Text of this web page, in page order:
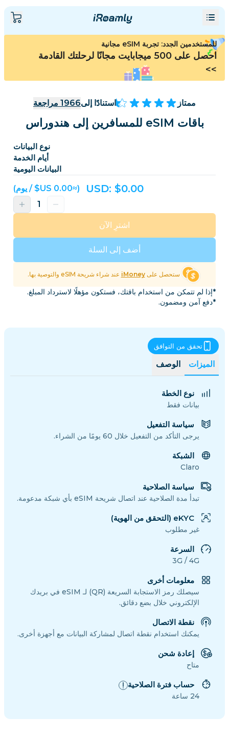
للمستخدمين الجدد: تجربة eSIM مجانية
احصل على 500 ميجابايت مجانًا لرحلتك القادمة
>>
ممتاز استنادًا إلى1966 مراجعة
باقات eSIM للمسافرين إلى هندوراس
نوع البيانات
أيام الخدمة
البيانات اليومية
USD: $0.00 (≈‏0.00 US$ / يوم)
أضف إلى السلة
اشترِ الآن
ستحصل علىiMoney عند شراء شريحة eSIM والتوصية بها.
*إذا لم تتمكن من استخدام باقتك، فستكون مؤهلًا لاسترداد المبلغ.
*دفع آمن ومضمون.
الميزات الوصف
تحقق من التوافق
نوع الخطة
بيانات فقط
سياسة التفعيل
يرجى التأكد من التفعيل خلال 60 يومًا من الشراء.
الشبكة
Claro
سياسة الصلاحية
تبدأ مدة الصلاحية عند اتصال شريحة eSIM بأي شبكة مدعومة.
eKYC (التحقق من الهوية)
غير مطلوب
السرعة
3G / 4G
معلومات أخرى
سيصلك رمز الاستجابة السريعة (QR) لـ eSIM في بريدك
الإلكتروني خلال بضع دقائق.
نقطة الاتصال
يمكنك استخدام نقطة اتصال لمشاركة البيانات مع أجهزة أخرى.
إعادة شحن
متاح
حساب فترة الصلاحية
24 ساعة